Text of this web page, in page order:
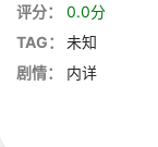
评分：
0.0分
TAG：
未知
剧情：
内详